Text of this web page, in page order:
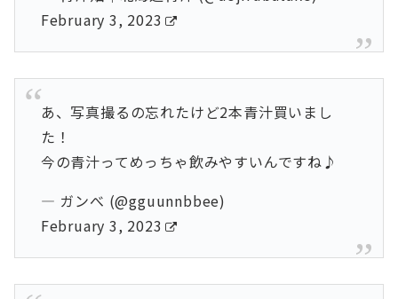
February 3, 2023
あ、写真撮るの忘れたけど2本青汁買いまし
た！
今の青汁ってめっちゃ飲みやすいんですね♪
— ガンべ (@gguunnbbee)
February 3, 2023